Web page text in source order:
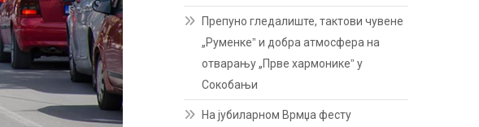
Препуно гледалиште, тактови чувене
„Руменкеˮ и добра атмосфера на
отварању „Прве хармоникеˮ у
Сокобањи
На јубиларном Врмџа фесту